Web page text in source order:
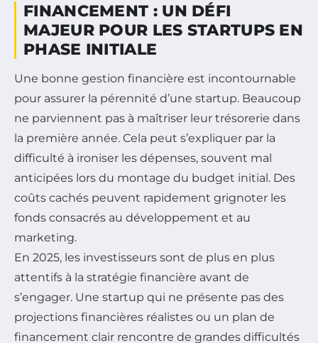
FINANCEMENT : UN DÉFI
MAJEUR POUR LES STARTUPS EN
PHASE INITIALE
Une bonne gestion financière est incontournable
pour assurer la pérennité d’une startup. Beaucoup
ne parviennent pas à maîtriser leur trésorerie dans
la première année. Cela peut s’expliquer par la
difficulté à ironiser les dépenses, souvent mal
anticipées lors du montage du budget initial. Des
coûts cachés peuvent rapidement grignoter les
fonds consacrés au développement et au
marketing.
En 2025, les investisseurs sont de plus en plus
attentifs à la stratégie financière avant de
s’engager. Une startup qui ne présente pas des
projections financières réalistes ou un plan de
financement clair rencontre de grandes difficultés